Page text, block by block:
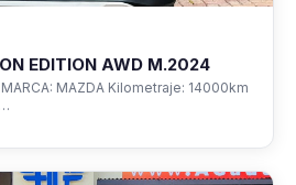
EDITION AWD M.2024
MAZDA Kilometraje: 14000km